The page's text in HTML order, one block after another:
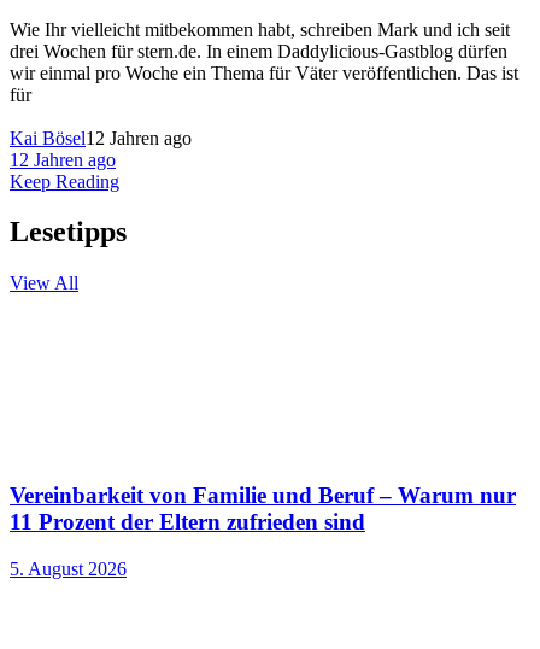
Wie Ihr vielleicht mitbekommen habt, schreiben Mark und ich seit
drei Wochen für stern.de. In einem Daddylicious-Gastblog dürfen
wir einmal pro Woche ein Thema für Väter veröffentlichen. Das ist
für
Kai Bösel12 Jahren ago
12 Jahren ago
Keep Reading
Lesetipps
View All
Vereinbarkeit von Familie und Beruf – Warum nur
11 Prozent der Eltern zufrieden sind
5. August 2026